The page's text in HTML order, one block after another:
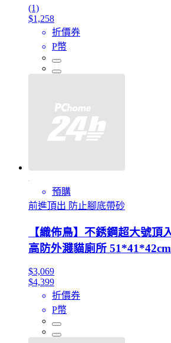
(1)
$1,258
折價券
P幣
預購
前進頂出 防止腳底帶砂
【織佈鳥】不銹鋼超大號頂
高防外濺貓廁所
$3,069
$4,399
折價券
P幣